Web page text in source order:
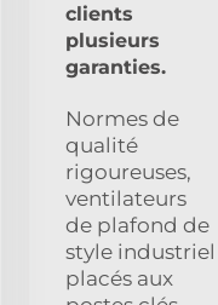
clients
plusieurs
garanties.
Normes de
qualité
rigoureuses,
ventilateurs
de plafond de
style industriel
placés aux